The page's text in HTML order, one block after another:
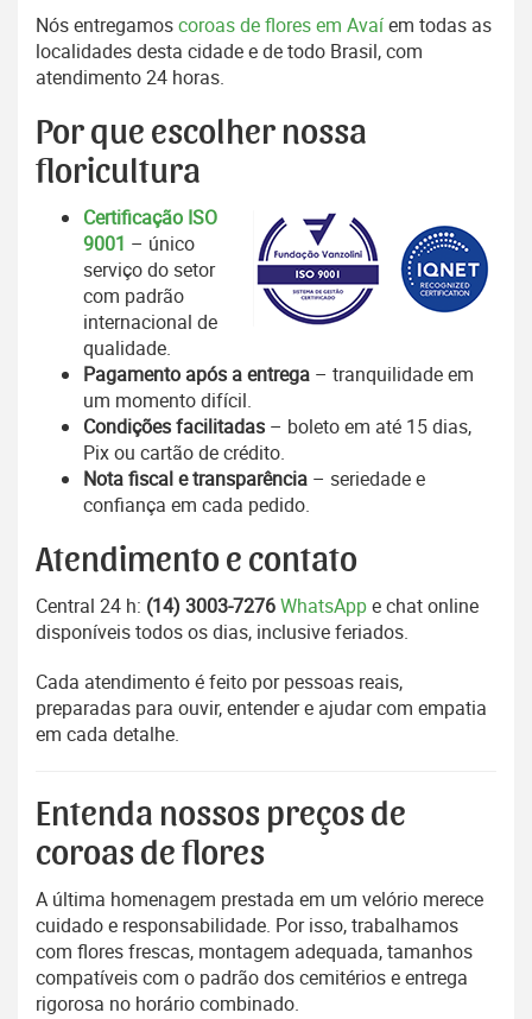
Nós entregamoscoroas de flores em Avaíem todas as
localidades desta cidade e de todo Brasil, com
atendimento 24 horas.
Por que escolher nossa
floricultura
Certificação ISO
9001 – único
serviço do setor
com padrão
internacional de
qualidade.
Pagamento após a entrega – tranquilidade em
um momento difícil.
Condições facilitadas – boleto em até 15 dias,
Pix ou cartão de crédito.
Nota fiscal e transparência – seriedade e
confiança em cada pedido.
Atendimento e contato
Central 24 h: (14) 3003-7276WhatsAppe chat online
disponíveis todos os dias, inclusive feriados.
Cada atendimento é feito por pessoas reais,
preparadas para ouvir, entender e ajudar com empatia
em cada detalhe.
Entenda nossos preços de
coroas de flores
A última homenagem prestada em um velório merece
cuidado e responsabilidade. Por isso, trabalhamos
com flores frescas, montagem adequada, tamanhos
compatíveis com o padrão dos cemitérios e entrega
rigorosa no horário combinado.